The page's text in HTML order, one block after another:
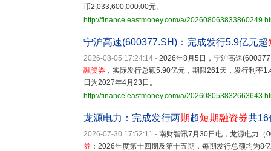
币2,033,600,000.00元。
http://finance.eastmoney.com/a/
宁沪高速(600377.SH)：完成发行5.9亿元超
2026-08-05 17:24:14 - 2026年8月5日，宁沪高速
融资券 ，实际发行总额5.90亿元，期限261天，发行利率
日为2027年4月23日。
http://finance.eastmoney.com/a/
龙源电力：完成发行两期超短期融资券共16
2026-07-30 17:52:11 - 南财智讯7月30日电，龙源电力（
券 ：2026年度第十四期及第十五期，每期发行总额均为